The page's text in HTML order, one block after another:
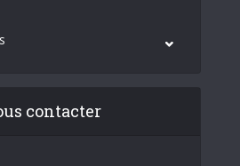
contacter